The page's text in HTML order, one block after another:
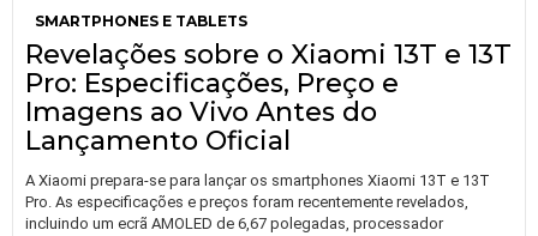
SMARTPHONES E TABLETS
Revelações sobre o Xiaomi 13T e 13T
Pro: Especificações, Preço e
Imagens ao Vivo Antes do
Lançamento Oficial
A Xiaomi prepara-se para lançar os smartphones Xiaomi 13T e 13T
Pro. As especificações e preços foram recentemente revelados,
incluindo um ecrã AMOLED de 6,67 polegadas, processador